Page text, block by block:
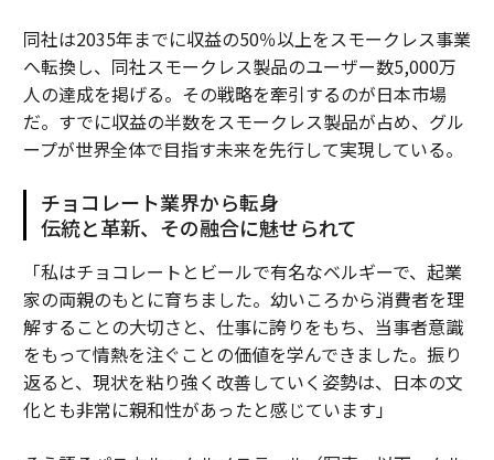
同社は2035年までに収益の50％以上をスモークレス事業
へ転換し、同社スモークレス製品のユーザー数5,000万
人の達成を掲げる。その戦略を牽引するのが日本市場
だ。すでに収益の半数をスモークレス製品が占め、グル
ープが世界全体で目指す未来を先行して実現している。
チョコレート業界から転身
伝統と革新、その融合に魅せられて
「私はチョコレートとビールで有名なベルギーで、起業
家の両親のもとに育ちました。幼いころから消費者を理
解することの大切さと、仕事に誇りをもち、当事者意識
をもって情熱を注ぐことの価値を学んできました。振り
返ると、現状を粘り強く改善していく姿勢は、日本の文
化とも非常に親和性があったと感じています」